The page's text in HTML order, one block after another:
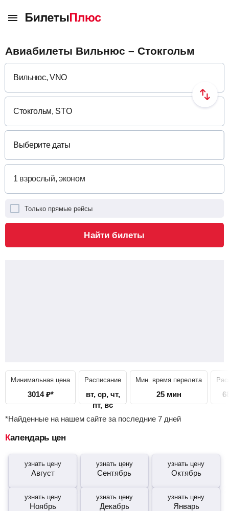
Авиабилеты Вильнюс – Стокгольм
Выберите даты
Только прямые рейсы
Найти билеты
Минимальная цена
3014 ₽*
Расписание
вт, ср, чт,
пт, вс
Мин. время перелета
25 мин
*Найденные на нашем сайте за последние 7 дней
Календарь цен
узнать цену
Август
узнать цену
Сентябрь
узнать цену
Октябрь
узнать цену
Ноябрь
узнать цену
Декабрь
узнать цену
Январь